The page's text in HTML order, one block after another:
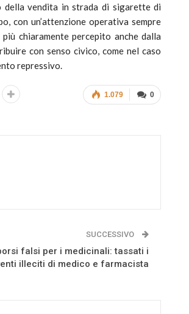
vendita in strada di sigarette di
con un’attenzione operativa sempre
chiaramente percepito anche dalla
con senso civico, come nel caso
repressivo.
0
1.079
SUCCESSIVO
falsi per i medicinali: tassati i
illeciti di medico e farmacista